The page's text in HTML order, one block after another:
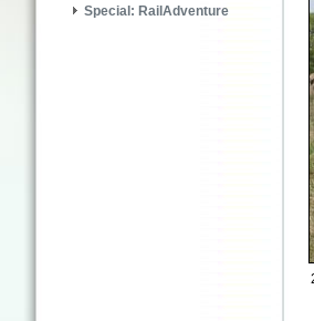
Special: RailAdventure